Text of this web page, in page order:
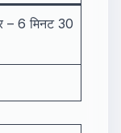
– 6 मिनट 30